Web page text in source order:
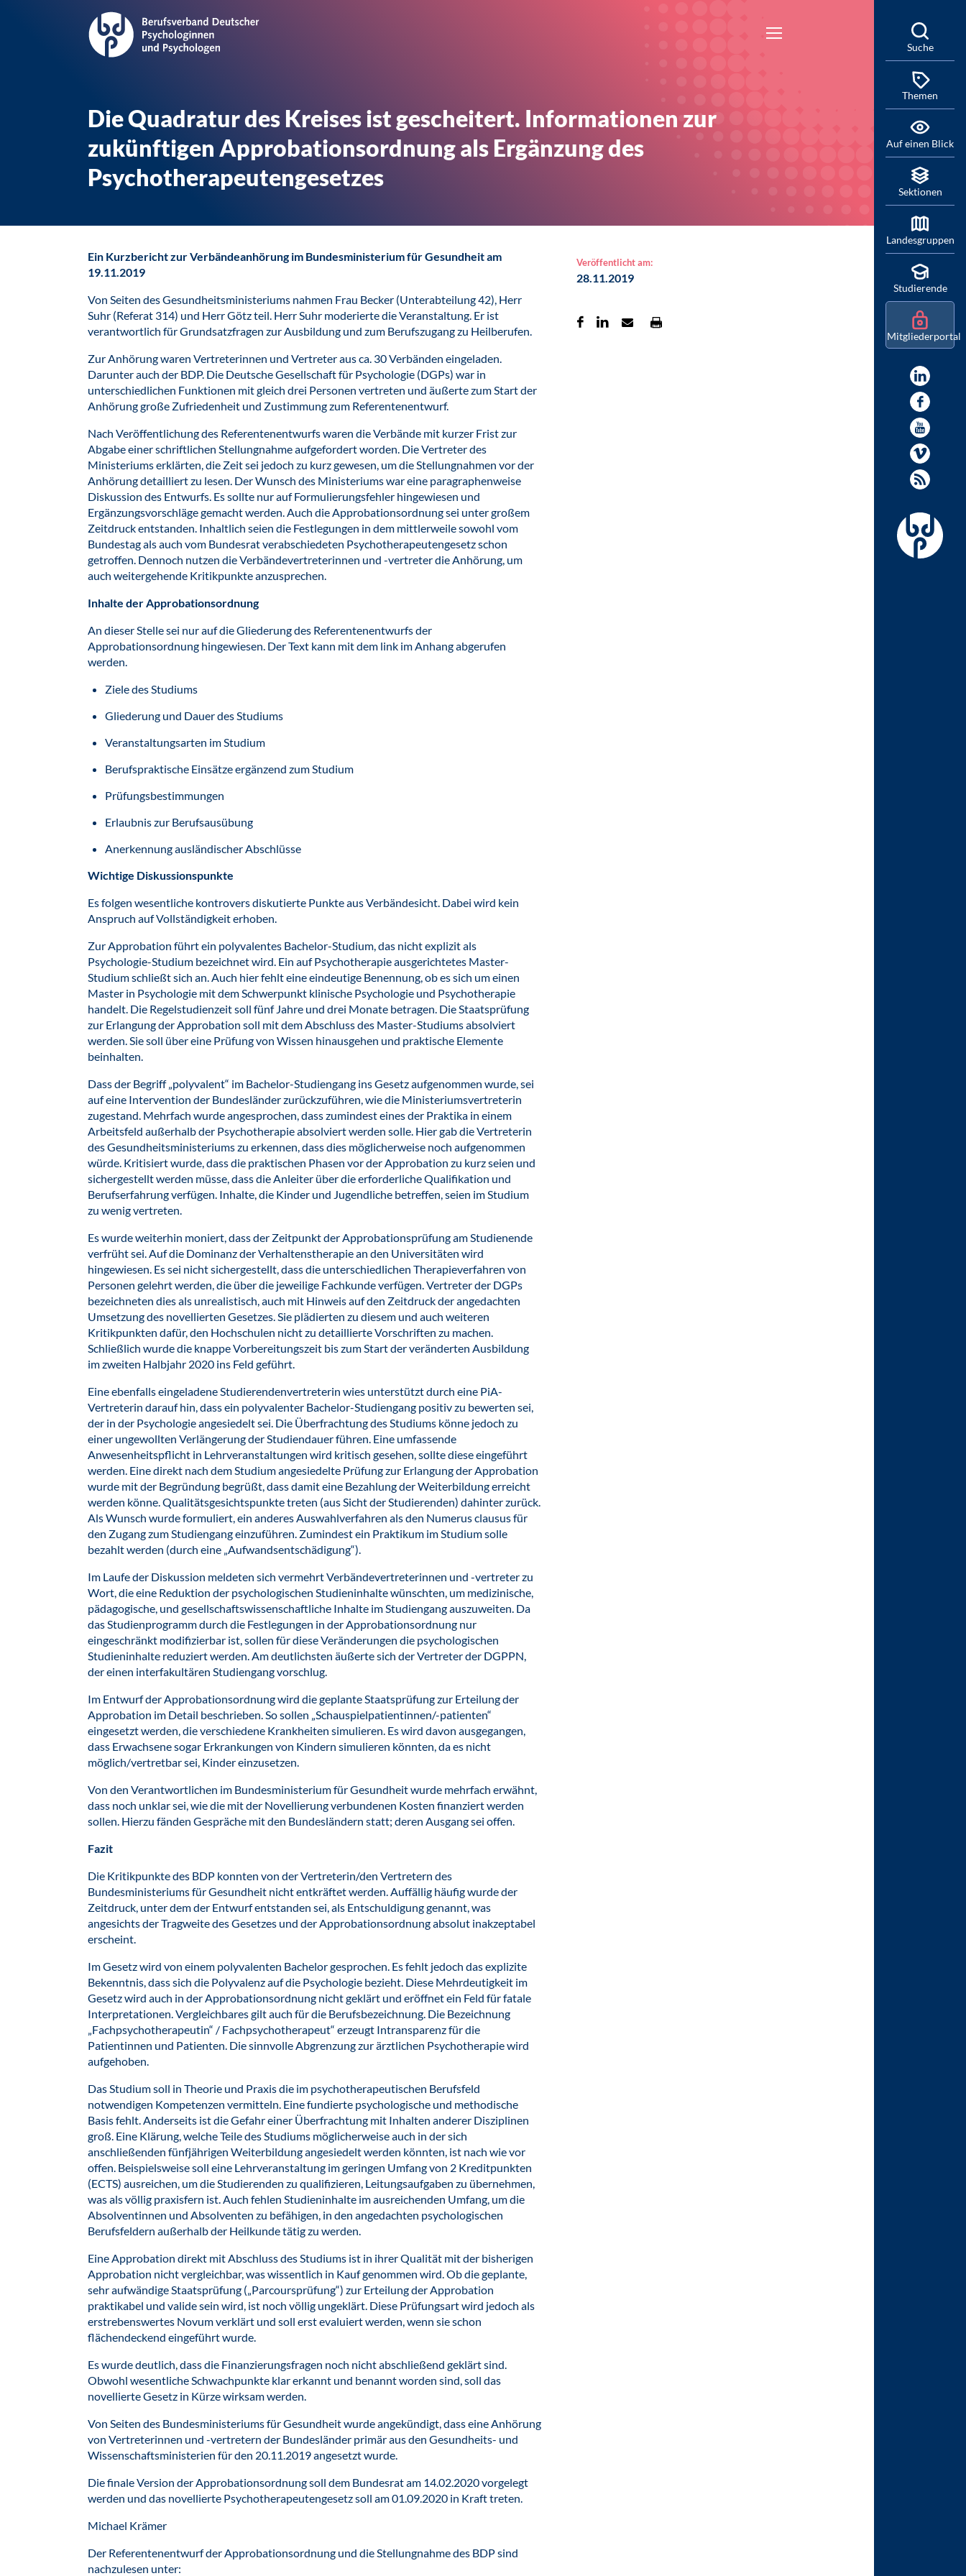
Die Quadratur des Kreises ist gescheitert. Informationen zur
zukünftigen Approbationsordnung als Ergänzung des
Psychotherapeutengesetzes
Ein Kurzbericht zur Verbändeanhörung im Bundesministerium für Gesundheit am
19.11.2019
Von Seiten des Gesundheitsministeriums nahmen Frau Becker (Unterabteilung 42), Herr
Suhr (Referat 314) und Herr Götz teil. Herr Suhr moderierte die Veranstaltung. Er ist
verantwortlich für Grundsatzfragen zur Ausbildung und zum Berufszugang zu Heilberufen.
Zur Anhörung waren Vertreterinnen und Vertreter aus ca. 30 Verbänden eingeladen.
Darunter auch der BDP. Die Deutsche Gesellschaft für Psychologie (DGPs) war in
unterschiedlichen Funktionen mit gleich drei Personen vertreten und äußerte zum Start der
Anhörung große Zufriedenheit und Zustimmung zum Referentenentwurf.
Nach Veröffentlichung des Referentenentwurfs waren die Verbände mit kurzer Frist zur
Abgabe einer schriftlichen Stellungnahme aufgefordert worden. Die Vertreter des
Ministeriums erklärten, die Zeit sei jedoch zu kurz gewesen, um die Stellungnahmen vor der
Anhörung detailliert zu lesen. Der Wunsch des Ministeriums war eine paragraphenweise
Diskussion des Entwurfs. Es sollte nur auf Formulierungsfehler hingewiesen und
Ergänzungsvorschläge gemacht werden. Auch die Approbationsordnung sei unter großem
Zeitdruck entstanden. Inhaltlich seien die Festlegungen in dem mittlerweile sowohl vom
Bundestag als auch vom Bundesrat verabschiedeten Psychotherapeutengesetz schon
getroffen. Dennoch nutzen die Verbändevertreterinnen und -vertreter die Anhörung, um
auch weitergehende Kritikpunkte anzusprechen.
Inhalte der Approbationsordnung
An dieser Stelle sei nur auf die Gliederung des Referentenentwurfs der
Approbationsordnung hingewiesen. Der Text kann mit dem link im Anhang abgerufen
werden.
Ziele des Studiums
Gliederung und Dauer des Studiums
Veranstaltungsarten im Studium
Berufspraktische Einsätze ergänzend zum Studium
Prüfungsbestimmungen
Erlaubnis zur Berufsausübung
Anerkennung ausländischer Abschlüsse
Wichtige Diskussionspunkte
Es folgen wesentliche kontrovers diskutierte Punkte aus Verbändesicht. Dabei wird kein
Anspruch auf Vollständigkeit erhoben.
Zur Approbation führt ein polyvalentes Bachelor-Studium, das nicht explizit als
Psychologie-Studium bezeichnet wird. Ein auf Psychotherapie ausgerichtetes Master-
Studium schließt sich an. Auch hier fehlt eine eindeutige Benennung, ob es sich um einen
Master in Psychologie mit dem Schwerpunkt klinische Psychologie und Psychotherapie
handelt. Die Regelstudienzeit soll fünf Jahre und drei Monate betragen. Die Staatsprüfung
zur Erlangung der Approbation soll mit dem Abschluss des Master-Studiums absolviert
werden. Sie soll über eine Prüfung von Wissen hinausgehen und praktische Elemente
beinhalten.
Dass der Begriff „polyvalent“ im Bachelor-Studiengang ins Gesetz aufgenommen wurde, sei
auf eine Intervention der Bundesländer zurückzuführen, wie die Ministeriumsvertreterin
zugestand. Mehrfach wurde angesprochen, dass zumindest eines der Praktika in einem
Arbeitsfeld außerhalb der Psychotherapie absolviert werden solle. Hier gab die Vertreterin
des Gesundheitsministeriums zu erkennen, dass dies möglicherweise noch aufgenommen
würde. Kritisiert wurde, dass die praktischen Phasen vor der Approbation zu kurz seien und
sichergestellt werden müsse, dass die Anleiter über die erforderliche Qualifikation und
Berufserfahrung verfügen. Inhalte, die Kinder und Jugendliche betreffen, seien im Studium
zu wenig vertreten.
Es wurde weiterhin moniert, dass der Zeitpunkt der Approbationsprüfung am Studienende
verfrüht sei. Auf die Dominanz der Verhaltenstherapie an den Universitäten wird
hingewiesen. Es sei nicht sichergestellt, dass die unterschiedlichen Therapieverfahren von
Personen gelehrt werden, die über die jeweilige Fachkunde verfügen. Vertreter der DGPs
bezeichneten dies als unrealistisch, auch mit Hinweis auf den Zeitdruck der angedachten
Umsetzung des novellierten Gesetzes. Sie plädierten zu diesem und auch weiteren
Kritikpunkten dafür, den Hochschulen nicht zu detaillierte Vorschriften zu machen.
Schließlich wurde die knappe Vorbereitungszeit bis zum Start der veränderten Ausbildung
im zweiten Halbjahr 2020 ins Feld geführt.
Eine ebenfalls eingeladene Studierendenvertreterin wies unterstützt durch eine PiA-
Vertreterin darauf hin, dass ein polyvalenter Bachelor-Studiengang positiv zu bewerten sei,
der in der Psychologie angesiedelt sei. Die Überfrachtung des Studiums könne jedoch zu
einer ungewollten Verlängerung der Studiendauer führen. Eine umfassende
Anwesenheitspflicht in Lehrveranstaltungen wird kritisch gesehen, sollte diese eingeführt
werden. Eine direkt nach dem Studium angesiedelte Prüfung zur Erlangung der Approbation
wurde mit der Begründung begrüßt, dass damit eine Bezahlung der Weiterbildung erreicht
werden könne. Qualitätsgesichtspunkte treten (aus Sicht der Studierenden) dahinter zurück.
Als Wunsch wurde formuliert, ein anderes Auswahlverfahren als den Numerus clausus für
den Zugang zum Studiengang einzuführen. Zumindest ein Praktikum im Studium solle
bezahlt werden (durch eine „Aufwandsentschädigung“).
Im Laufe der Diskussion meldeten sich vermehrt Verbändevertreterinnen und -vertreter zu
Wort, die eine Reduktion der psychologischen Studieninhalte wünschten, um medizinische,
pädagogische, und gesellschaftswissenschaftliche Inhalte im Studiengang auszuweiten. Da
das Studienprogramm durch die Festlegungen in der Approbationsordnung nur
eingeschränkt modifizierbar ist, sollen für diese Veränderungen die psychologischen
Studieninhalte reduziert werden. Am deutlichsten äußerte sich der Vertreter der DGPPN,
der einen interfakultären Studiengang vorschlug.
Im Entwurf der Approbationsordnung wird die geplante Staatsprüfung zur Erteilung der
Approbation im Detail beschrieben. So sollen „Schauspielpatientinnen/-patienten“
eingesetzt werden, die verschiedene Krankheiten simulieren. Es wird davon ausgegangen,
dass Erwachsene sogar Erkrankungen von Kindern simulieren könnten, da es nicht
möglich/vertretbar sei, Kinder einzusetzen.
Von den Verantwortlichen im Bundesministerium für Gesundheit wurde mehrfach erwähnt,
dass noch unklar sei, wie die mit der Novellierung verbundenen Kosten finanziert werden
sollen. Hierzu fänden Gespräche mit den Bundesländern statt; deren Ausgang sei offen.
Fazit
Die Kritikpunkte des BDP konnten von der Vertreterin/den Vertretern des
Bundesministeriums für Gesundheit nicht entkräftet werden. Auffällig häufig wurde der
Zeitdruck, unter dem der Entwurf entstanden sei, als Entschuldigung genannt, was
angesichts der Tragweite des Gesetzes und der Approbationsordnung absolut inakzeptabel
erscheint.
Im Gesetz wird von einem polyvalenten Bachelor gesprochen. Es fehlt jedoch das explizite
Bekenntnis, dass sich die Polyvalenz auf die Psychologie bezieht. Diese Mehrdeutigkeit im
Gesetz wird auch in der Approbationsordnung nicht geklärt und eröffnet ein Feld für fatale
Interpretationen. Vergleichbares gilt auch für die Berufsbezeichnung. Die Bezeichnung
„Fachpsychotherapeutin“ / Fachpsychotherapeut“ erzeugt Intransparenz für die
Patientinnen und Patienten. Die sinnvolle Abgrenzung zur ärztlichen Psychotherapie wird
aufgehoben.
Das Studium soll in Theorie und Praxis die im psychotherapeutischen Berufsfeld
notwendigen Kompetenzen vermitteln. Eine fundierte psychologische und methodische
Basis fehlt. Anderseits ist die Gefahr einer Überfrachtung mit Inhalten anderer Disziplinen
groß. Eine Klärung, welche Teile des Studiums möglicherweise auch in der sich
anschließenden fünfjährigen Weiterbildung angesiedelt werden könnten, ist nach wie vor
offen. Beispielsweise soll eine Lehrveranstaltung im geringen Umfang von 2 Kreditpunkten
(ECTS) ausreichen, um die Studierenden zu qualifizieren, Leitungsaufgaben zu übernehmen,
was als völlig praxisfern ist. Auch fehlen Studieninhalte im ausreichenden Umfang, um die
Absolventinnen und Absolventen zu befähigen, in den angedachten psychologischen
Berufsfeldern außerhalb der Heilkunde tätig zu werden.
Eine Approbation direkt mit Abschluss des Studiums ist in ihrer Qualität mit der bisherigen
Approbation nicht vergleichbar, was wissentlich in Kauf genommen wird. Ob die geplante,
sehr aufwändige Staatsprüfung („Parcoursprüfung“) zur Erteilung der Approbation
praktikabel und valide sein wird, ist noch völlig ungeklärt. Diese Prüfungsart wird jedoch als
erstrebenswertes Novum verklärt und soll erst evaluiert werden, wenn sie schon
flächendeckend eingeführt wurde.
Es wurde deutlich, dass die Finanzierungsfragen noch nicht abschließend geklärt sind.
Obwohl wesentliche Schwachpunkte klar erkannt und benannt worden sind, soll das
novellierte Gesetz in Kürze wirksam werden.
Von Seiten des Bundesministeriums für Gesundheit wurde angekündigt, dass eine Anhörung
von Vertreterinnen und -vertretern der Bundesländer primär aus den Gesundheits- und
Wissenschaftsministerien für den 20.11.2019 angesetzt wurde.
Die finale Version der Approbationsordnung soll dem Bundesrat am 14.02.2020 vorgelegt
werden und das novellierte Psychotherapeutengesetz soll am 01.09.2020 in Kraft treten.
Michael Krämer
Der Referentenentwurf der Approbationsordnung und die Stellungnahme des BDP sind
nachzulesen unter:
Veröffentlicht am:
28.11.2019
Suche
Themen
Auf einen Blick
Sektionen
Landesgruppen
Studierende
Mitgliederportal